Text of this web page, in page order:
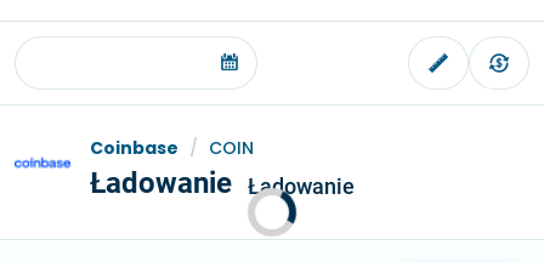
Coinbase / COIN
Ładowanie Ładowanie